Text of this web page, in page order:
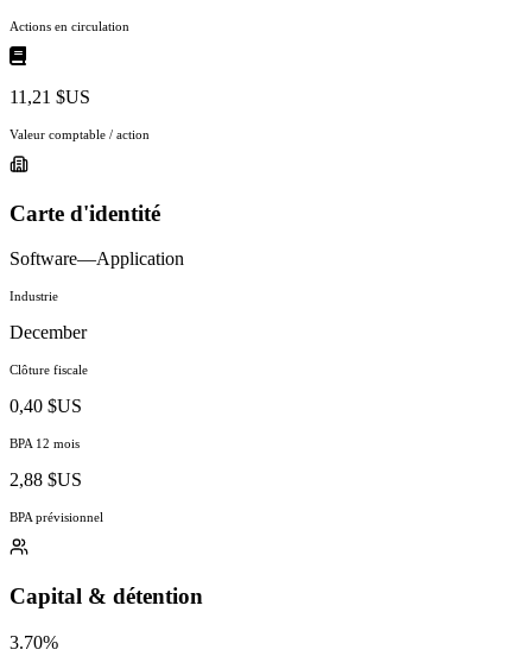
Actions en circulation
11,21 $US
Valeur comptable / action
Carte d'identité
Software—Application
Industrie
December
Clôture fiscale
0,40 $US
BPA 12 mois
2,88 $US
BPA prévisionnel
Capital & détention
3.70%